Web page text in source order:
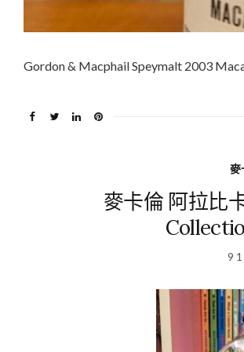
Gordon & Macphail Speymalt 2003
麥
麥卡倫 阿拉比
9